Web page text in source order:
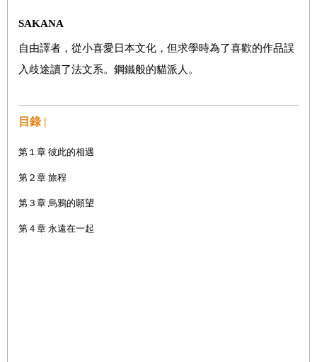
SAKANA
自由譯者，從小喜愛日本文化，但求學時為了喜歡的作品誤
入歧途讀了法文系。鋼鐵般的貓派人。
目錄 |
第１章 彼此的相遇
第２章 旅程
第３章 烏鴉的願望
第４章 永遠在一起